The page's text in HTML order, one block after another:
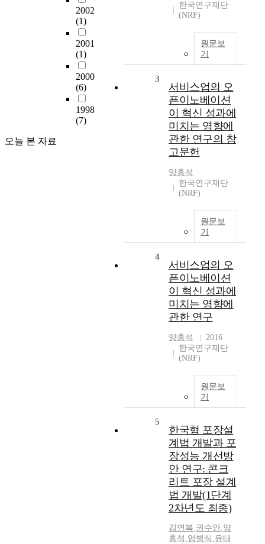
2002
(1)
2001
(1)
2000
(6)
1998
(7)
오늘 본 자료
한국연구재단
(NRF)
원문보
기
3
서비스업의 오
픈이노베이션
이 혁신 성과에
미치는 영향에
관한 연구의 참
고문헌
양홍석
한국연구재단
(NRF)
원문보
기
4
서비스업의 오
픈이노베이션
이 혁신 성과에
미치는 영향에
관한 연구
양홍석
2016
한국연구재단
(NRF)
원문보
기
5
한국형 포장설
계법 개발과 포
장성능 개선방
안 연구: 콘크
리트 포장 설계
법 개발(1단계
2차년도 최종)
김연복,권수안,양
홍석 ,엄병식 ,윤태